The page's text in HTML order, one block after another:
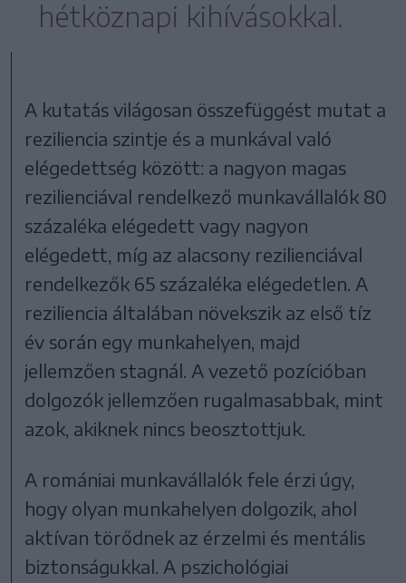
hétköznapi kihívásokkal.
A kutatás világosan összefüggést mutat a
reziliencia szintje és a munkával való
elégedettség között: a nagyon magas
rezilienciával rendelkező munkavállalók 80
százaléka elégedett vagy nagyon
elégedett, míg az alacsony rezilienciával
rendelkezők 65 százaléka elégedetlen. A
reziliencia általában növekszik az első tíz
év során egy munkahelyen, majd
jellemzően stagnál. A vezető pozícióban
dolgozók jellemzően rugalmasabbak, mint
azok, akiknek nincs beosztottjuk.
A romániai munkavállalók fele érzi úgy,
hogy olyan munkahelyen dolgozik, ahol
aktívan törődnek az érzelmi és mentális
biztonságukkal. A pszichológiai